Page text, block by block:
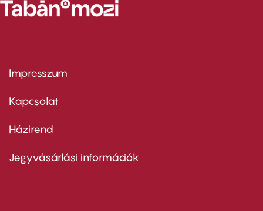
Footer
first
Impresszum
Kapcsolat
Footer
second
Házirend
Jegyvásárlási információk